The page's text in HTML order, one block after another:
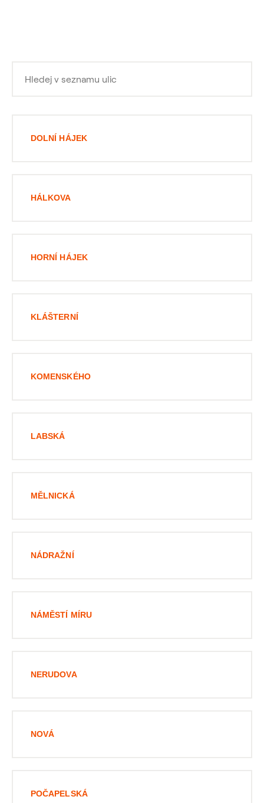
DOLNÍ HÁJEK
HÁLKOVA
HORNÍ HÁJEK
KLÁŠTERNÍ
KOMENSKÉHO
LABSKÁ
MĚLNICKÁ
NÁDRAŽNÍ
NÁMĚSTÍ MÍRU
NERUDOVA
NOVÁ
POČAPELSKÁ